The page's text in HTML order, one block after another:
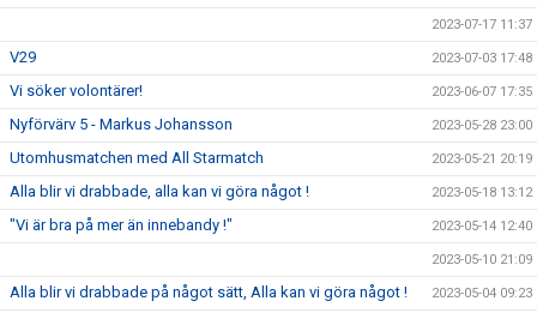
2023-07-17 11:37
V29 2023-07-03 17:48
Vi söker volontärer! 2023-06-07 17:35
Nyförvärv 5 - Markus Johansson 2023-05-28 23:00
Utomhusmatchen med All Starmatch 2023-05-21 20:19
Alla blir vi drabbade, alla kan vi göra något ! 2023-05-18 13:12
"Vi är bra på mer än innebandy !" 2023-05-14 12:40
2023-05-10 21:09
Alla blir vi drabbade på något sätt, Alla kan vi göra något ! 2023-05-04 09:23